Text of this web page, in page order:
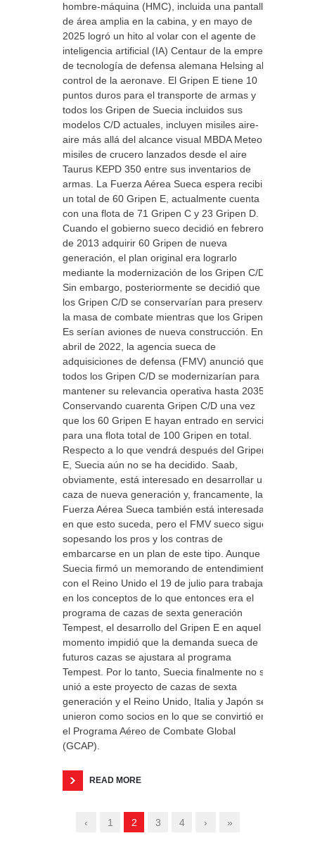
hombre-máquina (HMC), incluida una pantalla
de área amplia en la cabina, y en mayo de
2025 logró un hito al volar con el agente de
inteligencia artificial (IA) Centaur de la empresa
de tecnología de defensa alemana Helsing al
control de la aeronave. El Gripen E tiene 10
puntos duros para el transporte de armas y
todos los Gripen de Suecia incluidos sus
modelos C/D actuales, incluyen misiles aire-
aire más allá del alcance visual MBDA Meteor y
misiles de crucero lanzados desde el aire
Taurus KEPD 350 entre sus inventarios de
armas. La Fuerza Aérea Sueca espera recibir
un total de 60 Gripen E, actualmente cuenta
con una flota de 71 Gripen C y 23 Gripen D.
Cuando el gobierno sueco decidió en febrero
de 2013 adquirir 60 Gripen de nueva
generación, el plan original era lograrlo
mediante la modernización de los Gripen C/D.
Sin embargo, posteriormente se decidió que
los Gripen C/D se conservarían para preservar
la masa de combate mientras que los Gripen
Es serían aviones de nueva construcción. En
abril de 2022, la agencia sueca de
adquisiciones de defensa (FMV) anunció que
todos los Gripen C/D se modernizarían para
mantener su relevancia operativa hasta 2035.
Conservando cuarenta Gripen C/D una vez
que los 60 Gripen E hayan entrado en servicio,
para una flota total de 100 Gripen en total.
Respecto a lo que vendrá después del Gripen
E, Suecia aún no se ha decidido. Saab,
obviamente, está interesado en desarrollar un
caza de nueva generación y, francamente, la
Fuerza Aérea Sueca también está interesada
en que esto suceda, pero el FMV sueco sigue
sopesando los pros y los contras de
embarcarse en un plan de este tipo. Aunque
Suecia firmó un memorando de entendimiento
con el Reino Unido el 19 de julio para trabajar
en los conceptos de lo que entonces era el
programa de cazas de sexta generación
Tempest, el desarrollo del Gripen E en aquel
momento impidió que la demanda sueca de
futuros cazas se ajustara al programa
Tempest. Por lo tanto, Suecia finalmente no se
unió a este proyecto de cazas de sexta
generación y el Reino Unido, Italia y Japón se
unieron como socios en lo que se convirtió en
el Programa Aéreo de Combate Global
(GCAP).
READ MORE
‹ 1 2 3 4 › »